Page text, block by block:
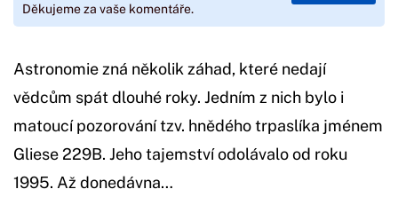
Děkujeme za vaše komentáře.
Astronomie zná několik záhad, které nedají
vědcům spát dlouhé roky. Jedním z nich bylo i
matoucí pozorování tzv. hnědého trpaslíka jménem
Gliese 229B. Jeho tajemství odolávalo od roku
1995. Až donedávna…